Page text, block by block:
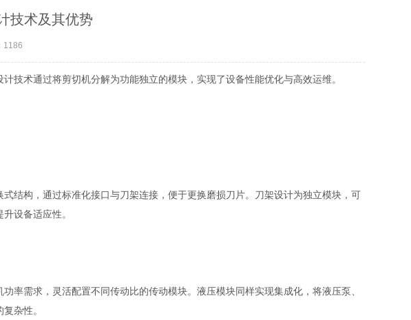
技术及其优势
1186
术通过将剪切机分解为功能独立的模块，实现了设备性能优化与高效运维。
构，通过标准化接口与刀架连接，便于更换磨损刀片。刀架设计为独立模块，可
设备适应性。
需求，灵活配置不同传动比的传动模块。液压模块同样实现集成化，将液压泵、
杂性。